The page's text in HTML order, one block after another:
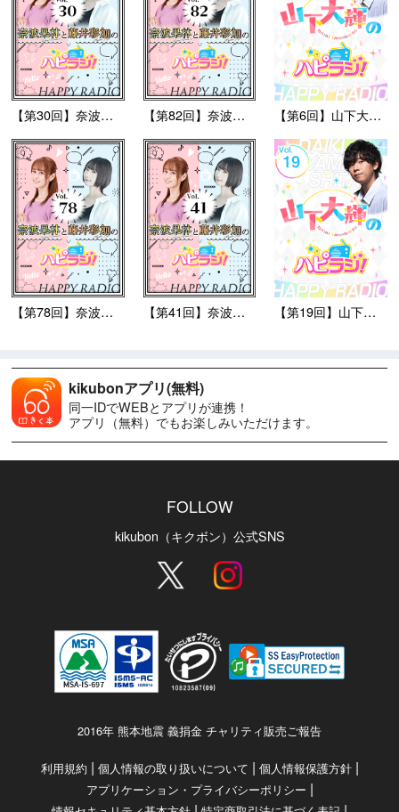
【第30回】奈波果林と藤井彩... 【第82回】奈波果林と藤井彩... 【第6回】山下大輝のハピラジ...
【第78回】奈波果林と藤井彩... 【第41回】奈波果林と藤井彩... 【第19回】山下大輝のハピラ...
kikubonアプリ(無料)
同一IDでWEBとアプリが連携！
アプリ（無料）でもお楽しみいただけます。
FOLLOW
kikubon（キクボン）公式SNS
2016年 熊本地震 義捐金 チャリティ販売ご報告
利用規約 | 個人情報の取り扱いについて | 個人情報保護方針|
アプリケーション・プライバシーポリシー |